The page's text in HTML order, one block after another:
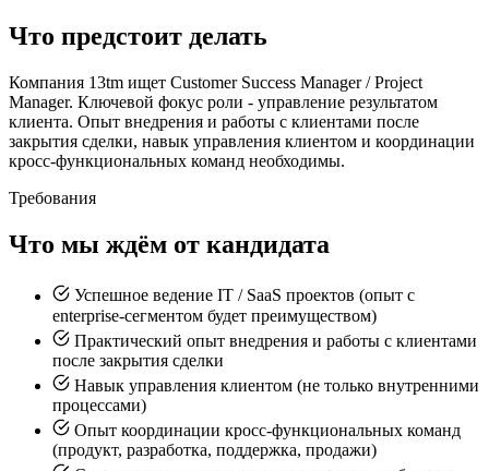
Что предстоит делать
Компания 13tm ищет Customer Success Manager / Project
Manager. Ключевой фокус роли - управление результатом
клиента. Опыт внедрения и работы с клиентами после
закрытия сделки, навык управления клиентом и координации
кросс-функциональных команд необходимы.
Требования
Что мы ждём от кандидата
Успешное ведение IT / SaaS проектов (опыт с
enterprise-сегментом будет преимуществом)
Практический опыт внедрения и работы с клиентами
после закрытия сделки
Навык управления клиентом (не только внутренними
процессами)
Опыт координации кросс-функциональных команд
(продукт, разработка, поддержка, продажи)